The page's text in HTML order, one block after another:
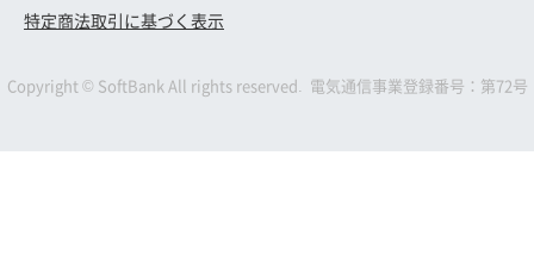
特定商法取引に基づく表示
Copyright © SoftBank All rights reserved. 電気通信事業登録番号：第72号